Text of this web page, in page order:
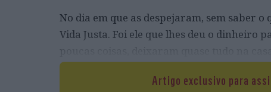
No dia em que as despejaram, sem saber
Vida Justa. Foi ele que lhes deu o dinheiro
poucas coisas, deixaram quase tudo na
depois de um processo que começou com
sido entregue a um filhoArtigo exclusivo para